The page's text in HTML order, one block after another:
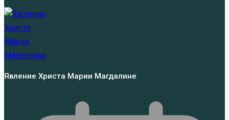
Явление Христа Марии Магдалине